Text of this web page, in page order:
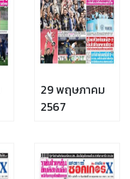
29 พฤษภาคม
2567